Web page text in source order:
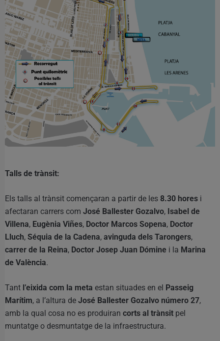
Talls de trànsit:
Els talls al trànsit començaran a partir de les 8.30 hores i
afectaran carrers com José Ballester Gozalvo, Isabel de
Villena, Eugènia Viñes, Doctor Marcos Sopena, Doctor
Lluch, Séquia de la Cadena, avinguda dels Tarongers,
carrer de la Reina, Doctor Josep Juan Dómine i la Marina
de València.
Tant l’eixida com la meta estan situades en el Passeig
Marítim, a l’altura de José Ballester Gozalvo número 27,
amb la qual cosa no es produiran corts al trànsit pel
muntatge o desmuntatge de la infraestructura.